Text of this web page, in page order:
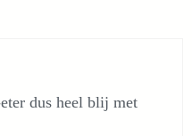
dus heel blij met